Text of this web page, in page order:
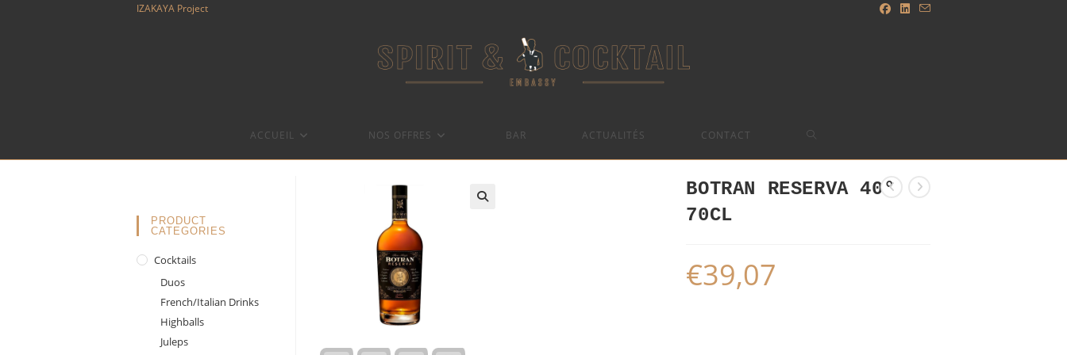
IZAKAYA Project
ACCUEIL NOS OFFRES BAR ACTUALITÉS CONTACT TOGGLE
WEBSITE
BOTRAN RESERVA 40°
70CL
€39,07
PRODUCT
CATEGORIES
Cocktails
Duos
French/Italian Drinks
Highballs
Juleps